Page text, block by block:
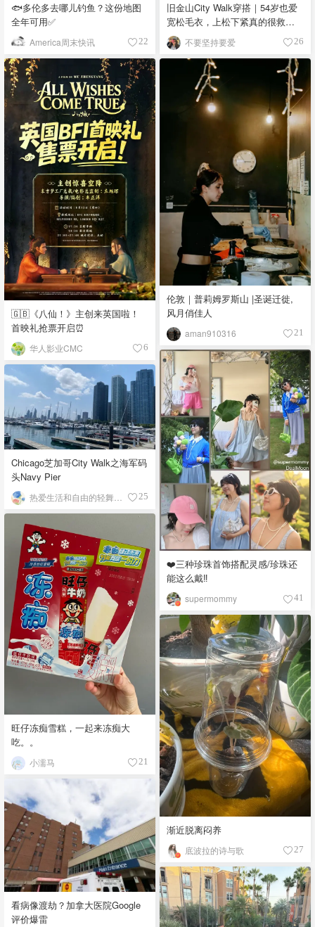
🐟多伦多去哪儿钓鱼？这份地图
全年可用✅
America周末快讯 22
旧金山City Walk穿搭｜54岁也爱
宽松毛衣，上松下紧真的很救比
例
不要坚持要爱 26
🇬🇧《八仙！》主创来英国啦！
首映礼抢票开启⏰
华人影业CMC 6
伦敦｜普莉姆罗斯山 |圣诞迁徙,
风月俏佳人
aman910316 21
❤️三种珍珠首饰搭配灵感/珍珠还
能这么戴‼️
supermommy 41
Chicago芝加哥City Walk之海军码
头Navy Pier
25
旺仔冻痴雪糕，一起来冻痴大
吃。。
小濡马 21
渐近脱离闷养
底波拉的诗与歌 27
看病像渡劫？加拿大医院Google
评价爆雷